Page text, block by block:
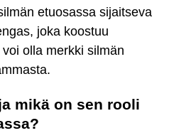
etuosassa sijaitseva
joka koostuu
olla merkki silmän
mikä on sen rooli